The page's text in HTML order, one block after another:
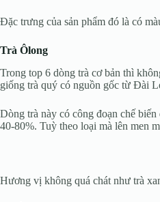
Đặc trưng của sản phẩm đó là có
Trà Ôlong
Trong top 6 dòng trà cơ bản thì
giống trà quý có nguồn gốc từ Đài
Dòng trà này có công đoạn chế
40-80%. Tuỳ theo loại mà lên men
Hương vị không quá chát như trà